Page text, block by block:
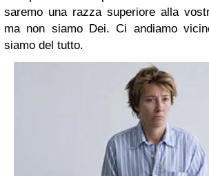
saremo una razza superiore alla
ma non siamo Dei. Ci andiamo
siamo del tutto.